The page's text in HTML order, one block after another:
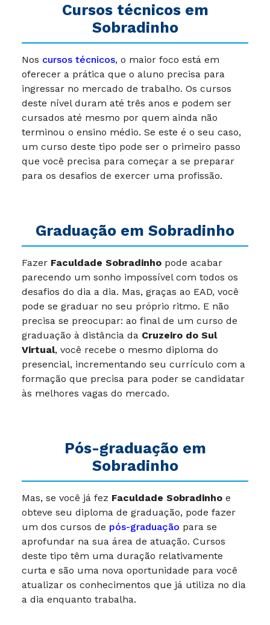
Cursos técnicos em
Sobradinho
Nos cursos técnicos, o maior foco está em
oferecer a prática que o aluno precisa para
ingressar no mercado de trabalho. Os cursos
deste nível duram até três anos e podem ser
cursados até mesmo por quem ainda não
terminou o ensino médio. Se este é o seu caso,
um curso deste tipo pode ser o primeiro passo
que você precisa para começar a se preparar
para os desafios de exercer uma profissão.
Graduação em Sobradinho
Fazer Faculdade Sobradinho pode acabar
parecendo um sonho impossível com todos os
desafios do dia a dia. Mas, graças ao EAD, você
pode se graduar no seu próprio ritmo. E não
precisa se preocupar: ao final de um curso de
graduação à distância da Cruzeiro do Sul
Virtual, você recebe o mesmo diploma do
presencial, incrementando seu currículo com a
formação que precisa para poder se candidatar
às melhores vagas do mercado.
Pós-graduação em
Sobradinho
Mas, se você já fez Faculdade Sobradinho e
obteve seu diploma de graduação, pode fazer
um dos cursos de pós-graduação para se
aprofundar na sua área de atuação. Cursos
deste tipo têm uma duração relativamente
curta e são uma nova oportunidade para você
atualizar os conhecimentos que já utiliza no dia
a dia enquanto trabalha.